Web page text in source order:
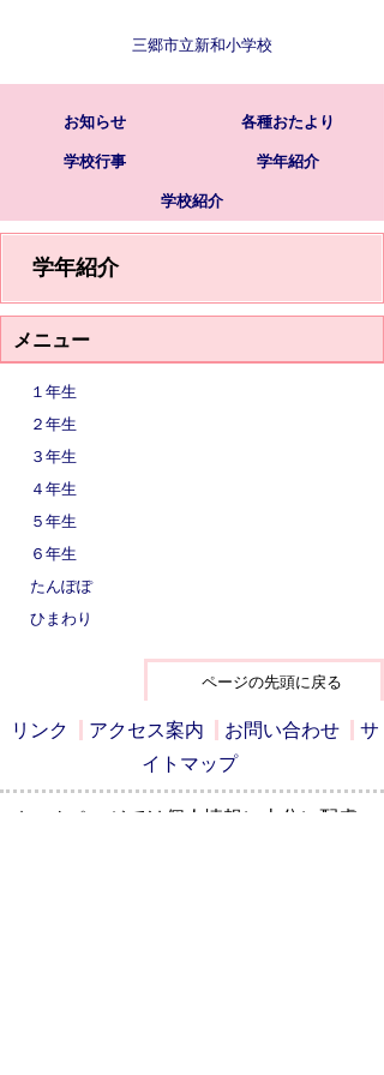
三郷市立新和小学校
お知らせ 各種おたより
学校行事 学年紹介
学校紹介
学年紹介
メニュー
１年生
２年生
３年生
４年生
５年生
６年生
たんぽぽ
ひまわり
ページの先頭に戻る
リンク アクセス案内 お問い合わせ
サ
イトマップ
ホームページでは個人情報に十分に配慮